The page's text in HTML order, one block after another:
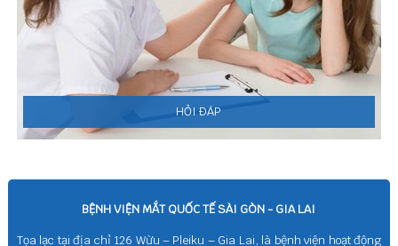
HỎI ĐÁP
BỆNH VIỆN MẮT QUỐC TẾ SÀI GÒN - GIA LAI
Tọa lạc tại địa chỉ 126 Wừu – Pleiku – Gia Lai, là bệnh viện hoạt động